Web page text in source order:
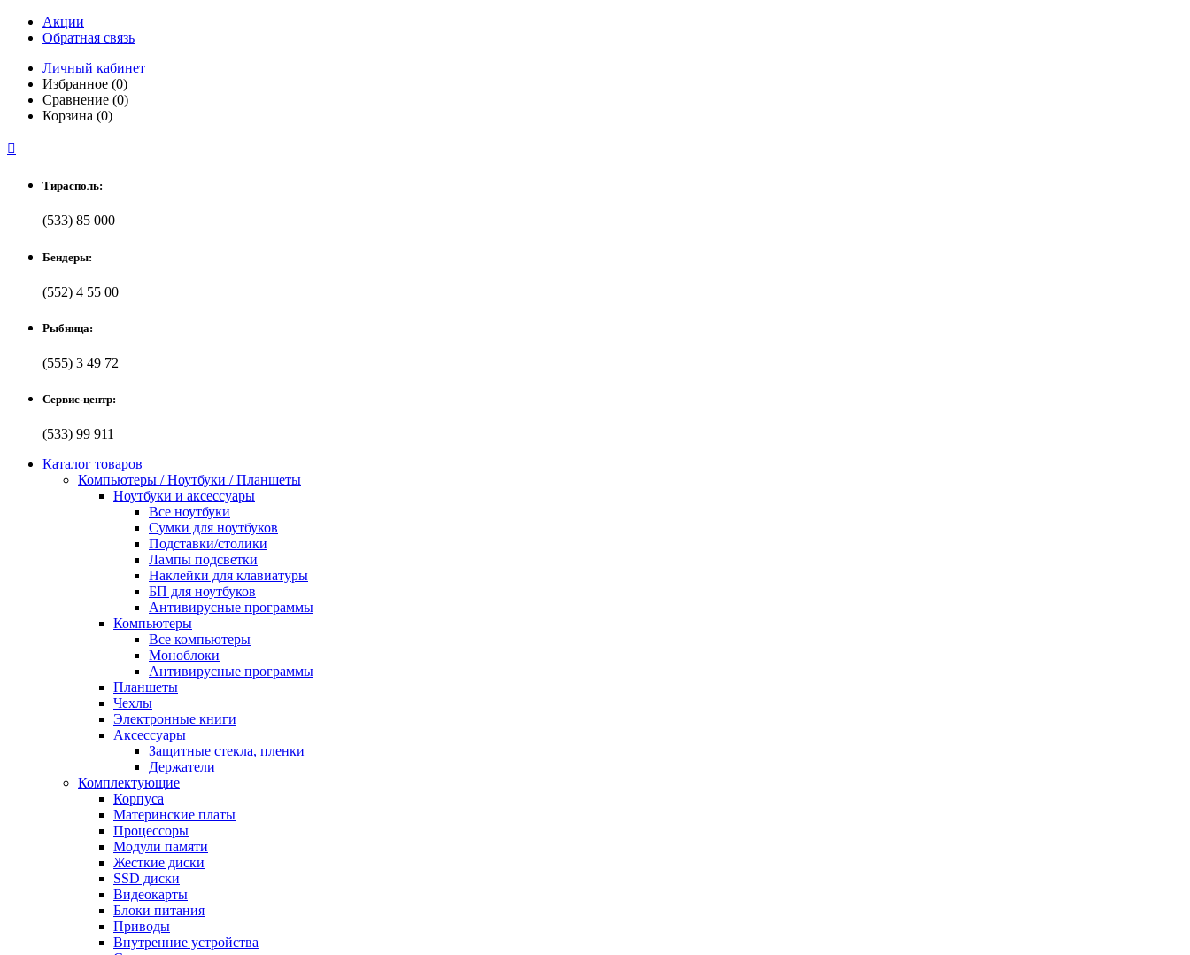
Акции
Обратная связь
Личный кабинет
Избранное (0)
Сравнение (0)
Корзина (0)

Тирасполь:
(533) 85 000
Бендеры:
(552) 4 55 00
Рыбница:
(555) 3 49 72
Сервис-центр:
(533) 99 911
Каталог товаров
Компьютеры / Ноутбуки / Планшеты
Ноутбуки и аксессуары
Все ноутбуки
Сумки для ноутбуков
Подставки/столики
Лампы подсветки
Наклейки для клавиатуры
БП для ноутбуков
Антивирусные программы
Компьютеры
Все компьютеры
Моноблоки
Антивирусные программы
Планшеты
Чехлы
Электронные книги
Аксессуары
Защитные стекла, пленки
Держатели
Комплектующие
Корпуса
Материнские платы
Процессоры
Модули памяти
Жесткие диски
SSD диски
Видеокарты
Блоки питания
Приводы
Внутренние устройства